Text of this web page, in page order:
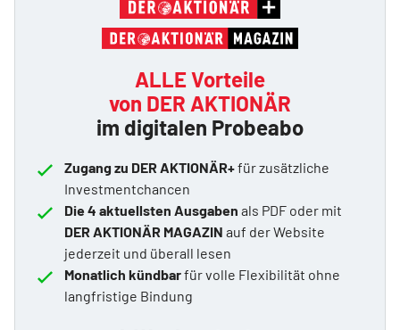
ALLE Vorteile
von DER AKTIONÄR
im digitalen Probeabo
Zugang zu DER AKTIONÄR+für zusätzliche
Investmentchancen
Die 4 aktuellsten Ausgaben als PDF oder mit
DER AKTIONÄR MAGAZIN auf der Website
jederzeit und überall lesen
Monatlich kündbarfür volle Flexibilität ohne
langfristige Bindung